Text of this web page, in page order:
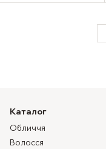
Каталог
Обличчя
Волосся